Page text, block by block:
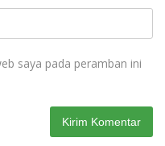
saya pada peramban ini